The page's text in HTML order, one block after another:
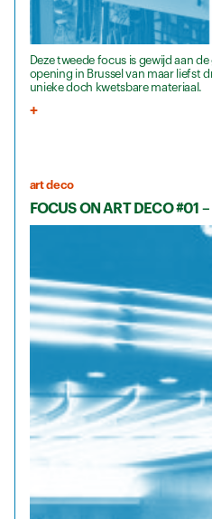
Deze tweede focus is gewijd aan
opening in Brussel van maar liefst
unieke doch kwetsbare materiaal.
art deco
FOCUS ON ART DECO #01